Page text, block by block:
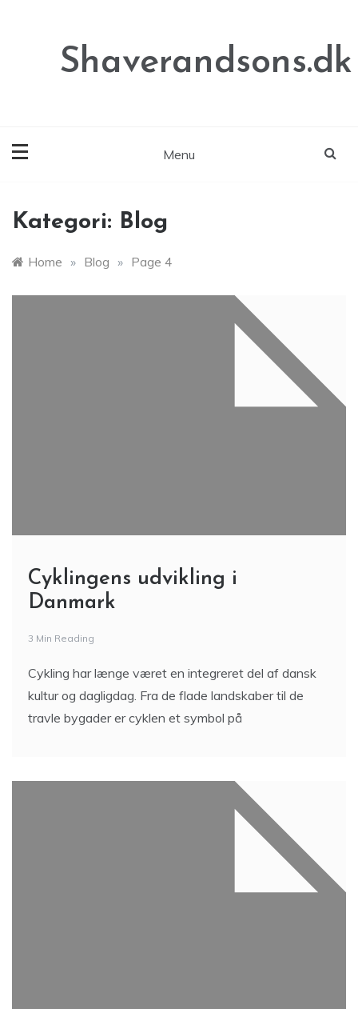
Shaverandsons.dk
Menu
Kategori: Blog
Home » Blog » Page 4
Cyklingens udvikling i
Danmark
3 Min Reading
Cykling har længe været en integreret del af dansk
kultur og dagligdag. Fra de flade landskaber til de
travle bygader er cyklen et symbol på